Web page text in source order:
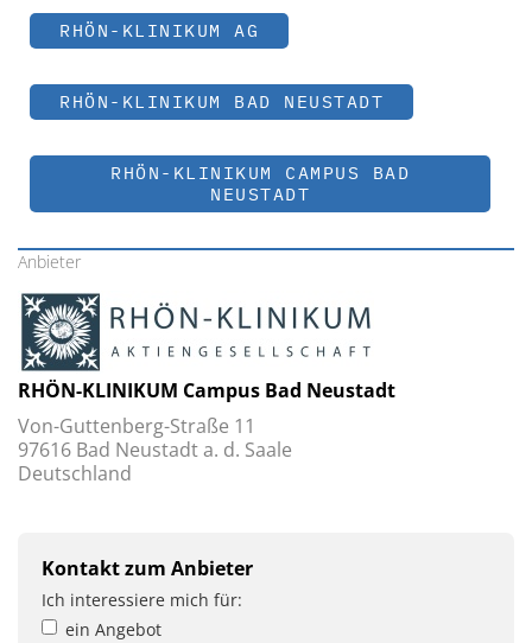
RHÖN-KLINIKUM AG
RHÖN-KLINIKUM BAD NEUSTADT
RHÖN-KLINIKUM CAMPUS BAD
NEUSTADT
Anbieter
RHÖN-KLINIKUM Campus Bad Neustadt
Von-Guttenberg-Straße 11
97616 Bad Neustadt a. d. Saale
Deutschland
Kontakt zum Anbieter
Ich interessiere mich für:
ein Angebot